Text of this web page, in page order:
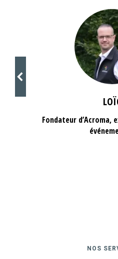
Fondateur d’Acroma,
NOS